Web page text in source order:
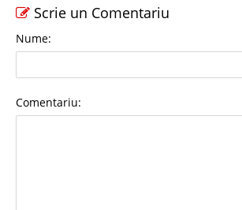
Scrie un Comentariu
Nume:
Comentariu: